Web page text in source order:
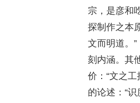
宗，是彦和
探制作之本
文而明道。
刻内涵。其
价：“文之
的论述：“